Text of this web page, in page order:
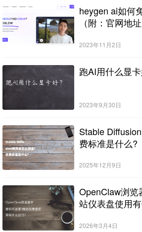
heygen ai如何
（附：官网地址
2023年11月2日
跑AI用什么显卡
2023年9月30日
Stable
费标准是什么?
2025年12月9日
OpenClaw浏览
站仪表盘使用
2026年3月4日